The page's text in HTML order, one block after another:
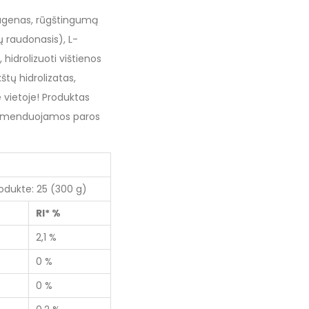
rūgštingumą
raudonasis), L-
hidrolizuoti vištienos
hidrolizatas,
Produktas
paros
25 (300 g)
RI* %
2,1 %
0 %
0 %